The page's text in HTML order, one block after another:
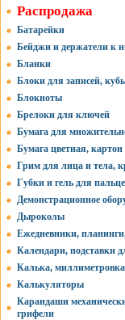
Распродажа
Батарейки
Бейджи и держатели к
Бланки
Блоки для записей,
Блокноты
Брелоки для ключей
Бумага для
Бумага цветная,
Грим для лица и тела,
Губки и гель для
Демонстрационное
Дыроколы
Ежедневники,
Календари, подставки
Калька,
Калькуляторы
Карандаши
грифели